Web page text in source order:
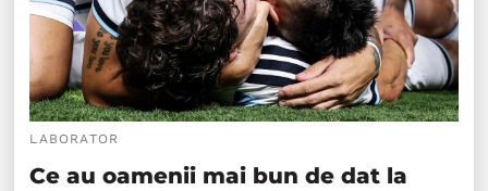
LABORATOR
Ce au oamenii mai bun de dat la